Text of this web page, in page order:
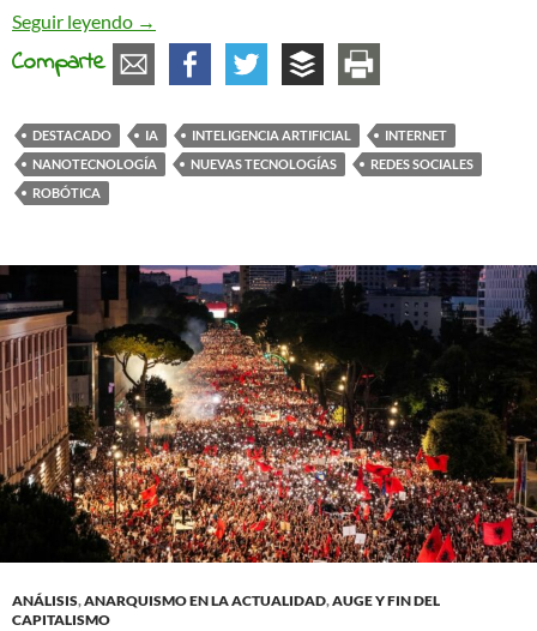
Seguir leyendo Convergencias peligrosas
→
Comparte
DESTACADO IA INTELIGENCIA ARTIFICIAL
INTERNET
NANOTECNOLOGÍA
NUEVAS TECNOLOGÍAS
REDES SOCIALES
ROBÓTICA
ANÁLISIS,ANARQUISMO EN LA ACTUALIDAD,AUGE Y FIN DEL
CAPITALISMO